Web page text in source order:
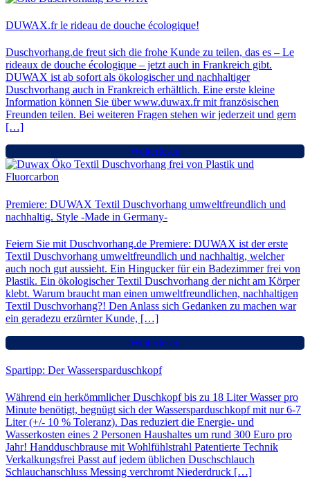
DUWAX.fr le rideau de douche écologique!
Duschvorhang.de freut sich die frohe Kunde zu teilen, das es – Le
rideaux de douche écologique – jetzt auch in Frankreich gibt.
DUWAX ist ab sofort als ökologischer und nachhaltiger
Duschvorhang auch in Frankreich erhältlich. Eine erste kleine
Information können Sie über www.duwax.fr mit französischen
Freunden teilen. Bei weiteren Fragen stehen wir jederzeit und gern
[…]
Weiterlesen
Premiere: DUWAX Textil Duschvorhang umweltfreundlich und
nachhaltig. Style -Made in Germany-
Feiern Sie mit Duschvorhang.de Premiere: DUWAX ist der erste
Textil Duschvorhang umweltfreundlich und nachhaltig, welcher
auch noch gut aussieht. Ein Hingucker für ein Badezimmer frei von
Plastik. Ein ökologischer Textil Duschvorhang der nicht am Körper
klebt. Warum braucht man einen umweltfreundlichen, nachhaltigen
Textil Duschvorhang?! Den Anlass sich Gedanken zu machen war
ein geradezu erzürnter Kunde, […]
Weiterlesen
Spartipp: Der Wassersparduschkopf
Während ein herkömmlicher Duschkopf bis zu 18 Liter Wasser pro
Minute benötigt, begnügt sich der Wassersparduschkopf mit nur 6-7
Liter (+/- 10 % Toleranz). Das reduziert die Energie- und
Wasserkosten eines 2 Personen Haushaltes um rund 300 Euro pro
Jahr! Handduschbrause mit Wohlfühlstrahl Patentierte Technik
Verkalkungsfrei Passt auf jedem üblichen Duschschlauch
Schlauchanschluss Messing verchromt Niederdruck […]